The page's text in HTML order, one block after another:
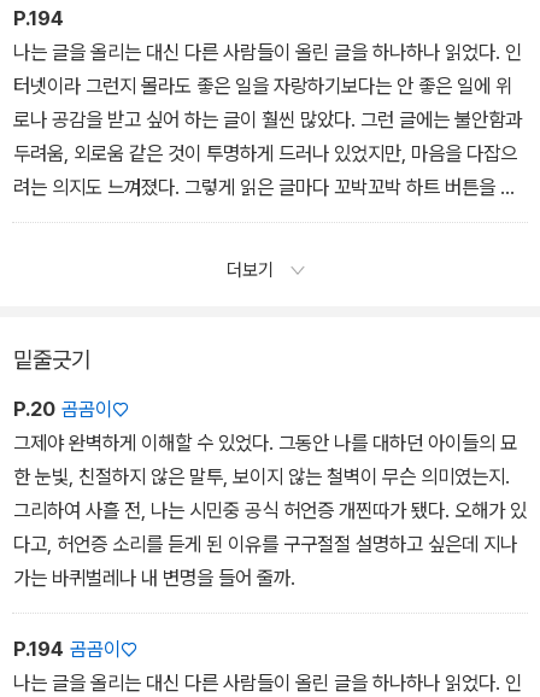
꼬이지 않은 성격이 부러웠다.
P.194
나는 글을 올리는 대신 다른 사람들이 올린 글을 하나하나 읽었다. 인
터넷이라 그런지 몰라도 좋은 일을 자랑하기보다는 안 좋은 일에 위
로나 공감을 받고 싶어 하는 글이 훨씬 많았다. 그런 글에는 불안함과
두려움, 외로움 같은 것이 투명하게 드러나 있었지만, 마음을 다잡으
려는 의지도 느껴졌다. 그렇게 읽은 글마다 꼬박꼬박 하트 버튼을 눌
렀다. 이 작은 행위에 오히려 내가 위로를 받았다. 세상에 나만 힘든
더보기
밑줄긋기
P.20 곰곰이♡
그제야 완벽하게 이해할 수 있었다. 그동안 나를 대하던 아이들의 묘
한 눈빛, 친절하지 않은 말투, 보이지 않는 철벽이 무슨 의미였는지.
그리하여 사흘 전, 나는 시민중 공식 허언증 개찐따가 됐다. 오해가 있
다고, 허언증 소리를 듣게 된 이유를 구구절절 설명하고 싶은데 지나
가는 바퀴벌레나 내 변명을 들어 줄까.
P.194 곰곰이♡
나는 글을 올리는 대신 다른 사람들이 올린 글을 하나하나 읽었다. 인